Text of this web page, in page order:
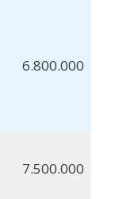
6.800.000
7.500.000